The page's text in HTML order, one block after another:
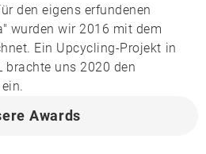
den eigens erfundenen
wurden wir 2016 mit dem
Ein Upcycling-Projekt in
brachte uns 2020 den
Awards